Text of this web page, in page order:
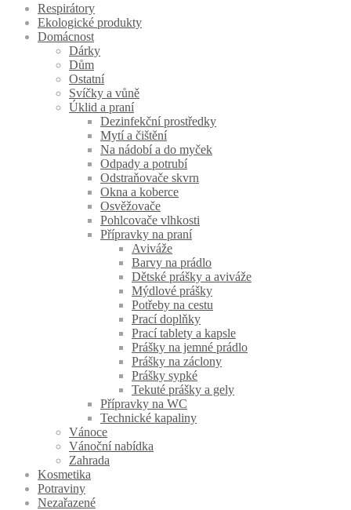
Respirátory
Ekologické produkty
Domácnost
Dárky
Dům
Ostatní
Svíčky a vůně
Úklid a praní
Dezinfekční prostředky
Mytí a čištění
Na nádobí a do myček
Odpady a potrubí
Odstraňovače skvrn
Okna a koberce
Osvěžovače
Pohlcovače vlhkosti
Přípravky na praní
Aviváže
Barvy na prádlo
Dětské prášky a aviváže
Mýdlové prášky
Potřeby na cestu
Prací doplňky
Prací tablety a kapsle
Prášky na jemné prádlo
Prášky na záclony
Prášky sypké
Tekuté prášky a gely
Přípravky na WC
Technické kapaliny
Vánoce
Vánoční nabídka
Zahrada
Kosmetika
Potraviny
Nezařazené